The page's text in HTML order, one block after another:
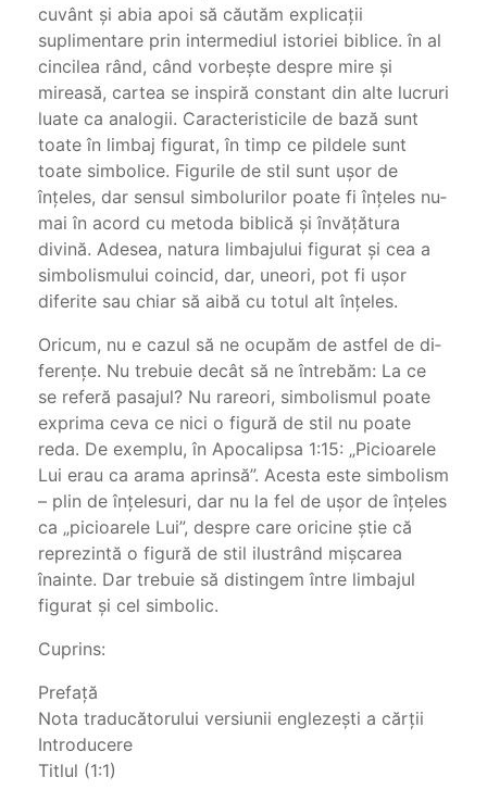
cuvânt şi abia apoi să căutăm explicaţii
suplimentare prin intermediul istoriei biblice. în al
cincilea rând, când vorbeşte despre mire şi
mireasă, cartea se inspiră constant din alte lucruri
luate ca analogii. Caracteris­ticile de bază sunt
toate în limbaj figurat, în timp ce pildele sunt
toate simbolice. Figurile de stil sunt uşor de
înţeles, dar sensul simbolurilor poate fi înţeles nu­
mai în acord cu metoda biblică şi învăţătura
divină. Adesea, natura limbajului figurat şi cea a
simbolismu­lui coincid, dar, uneori, pot fi uşor
diferite sau chiar să aibă cu totul alt înţeles.
Oricum, nu e cazul să ne ocupăm de astfel de di­
ferenţe. Nu trebuie decât să ne întrebăm: La ce
se re­feră pasajul? Nu rareori, simbolismul poate
exprima ceva ce nici o figură de stil nu poate
reda. De exemplu, în Apocalipsa 1:15: „Picioarele
Lui erau ca arama aprinsă”. Acesta este simbolism
– plin de înţelesuri, dar nu la fel de uşor de înţeles
ca „picioarele Lui”, despre care oricine ştie că
reprezintă o figură de stil ilustrând mişcarea
înainte. Dar trebuie să distingem între limbajul
figurat şi cel simbolic.
Cuprins:
Prefaţă
Nota traducătorului versiunii englezeşti a cărţii
Introducere
Titlul (1:1)